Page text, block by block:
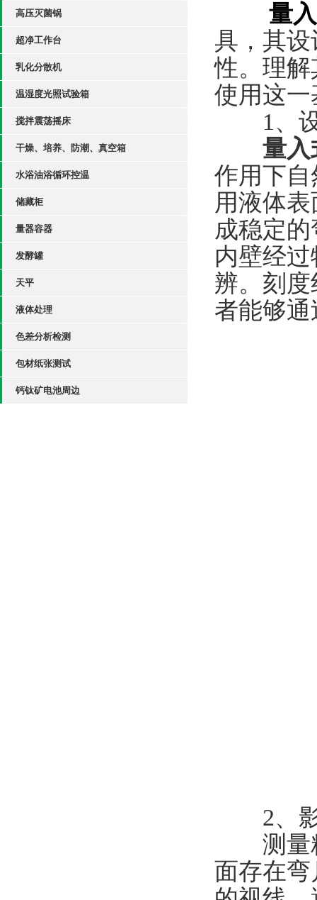
高压灭菌锅
超净工作台
乳化分散机
温湿度光照试验箱
搅拌震荡摇床
干燥、培养、防潮、真空箱
水浴油浴循环控温
储藏柜
量器容器
发酵罐
天平
液体处理
色差分析检测
包材纸张测试
钙钛矿电池周边
量
具，其
性。理
使用这
​​1、设
量入
作用下
用液体
成稳定
内壁经
辨。刻
者能够
​​2、影
测量精
面存在